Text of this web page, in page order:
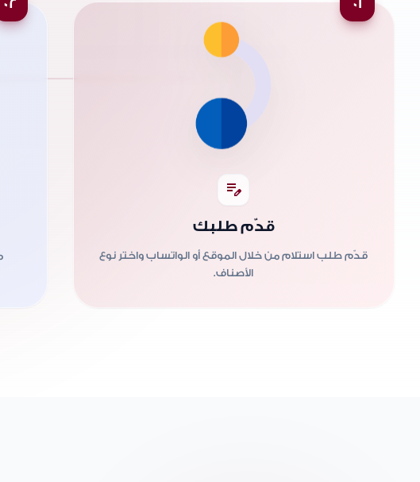
01
edit_note
قدّم طلبك
قدّم طلب استلام من خلال الموقع أو الواتساب واختر نوع
الأصناف.
02